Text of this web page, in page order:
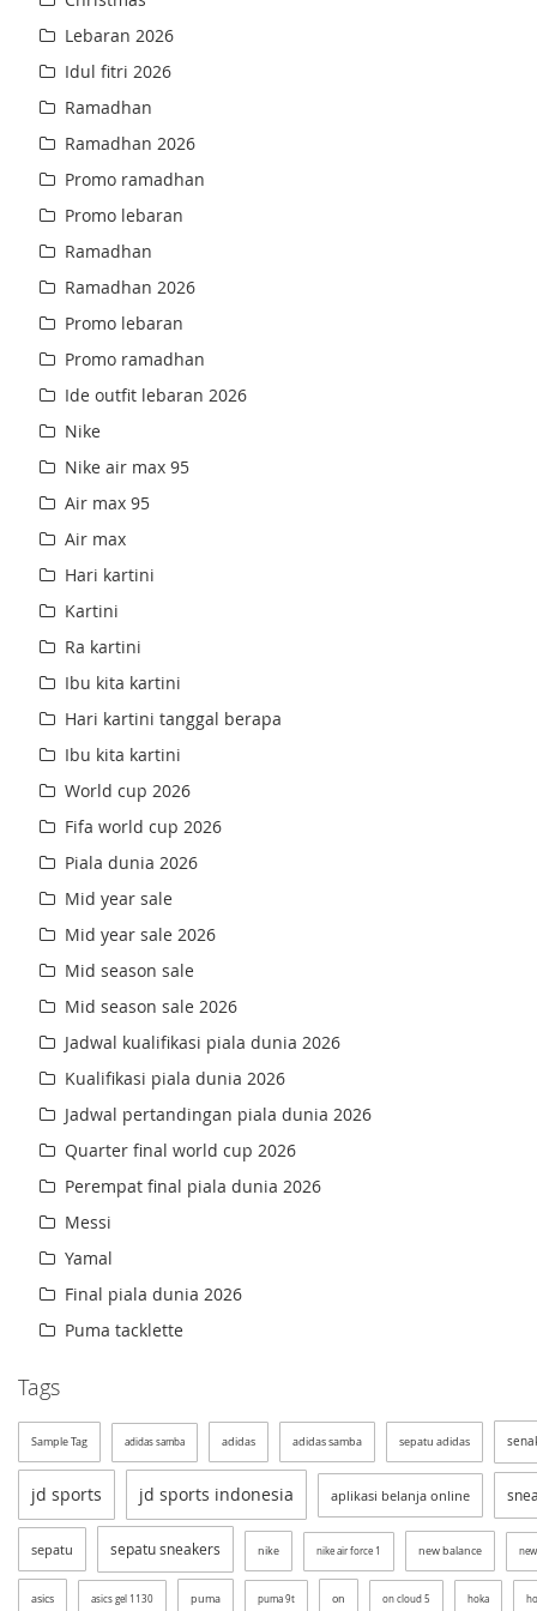
Lebaran 2026
Idul fitri 2026
Ramadhan
Ramadhan 2026
Promo ramadhan
Promo lebaran
Ramadhan
Ramadhan 2026
Promo lebaran
Promo ramadhan
Ide outfit lebaran 2026
Nike
Nike air max 95
Air max 95
Air max
Hari kartini
Kartini
Ra kartini
Ibu kita kartini
Hari kartini tanggal berapa
Ibu kita kartini
World cup 2026
Fifa world cup 2026
Piala dunia 2026
Mid year sale
Mid year sale 2026
Mid season sale
Mid season sale 2026
Jadwal kualifikasi piala dunia 2026
Kualifikasi piala dunia 2026
Jadwal pertandingan piala dunia 2026
Quarter final world cup 2026
Perempat final piala dunia 2026
Messi
Yamal
Final piala dunia 2026
Puma tacklette
Tags
Sample Tag adidas samba adidas adidas samba sepatu adidas
jd sports jd sports indonesia aplikasi belanja online
sepatu sepatu sneakers nike nike air force 1 new balance
asics asics gel 1130 puma puma 9t on on cloud 5 hoka